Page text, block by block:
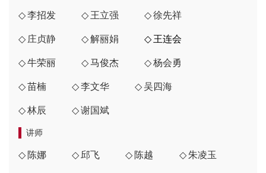
李招发 王立强 徐先祥
庄贞静 解丽娟 王连会
牛荣丽 马俊杰 杨会勇
苗楠 李文华 吴四海
林辰 谢国斌
讲师
陈娜 邱飞 陈越 朱凌玉